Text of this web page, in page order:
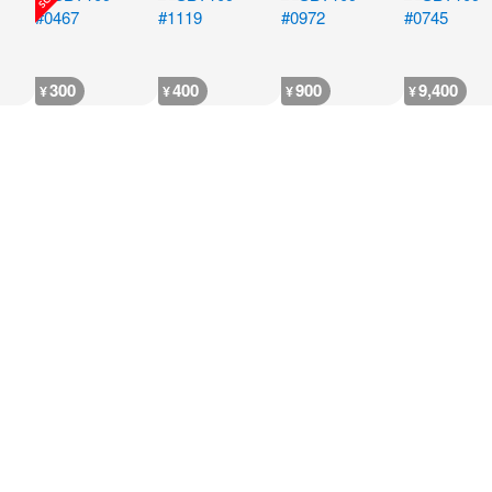
¥300 ¥400 ¥900 ¥9,400